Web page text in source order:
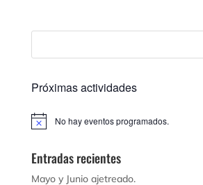
Próximas actividades
Aviso No hay eventos programados.
Entradas recientes
Mayo y Junio ajetreado.